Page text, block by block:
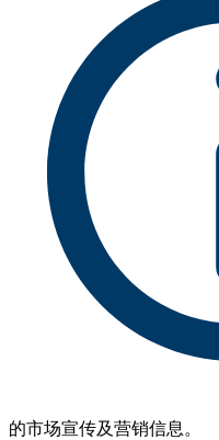
的市场宣传及营销信息。